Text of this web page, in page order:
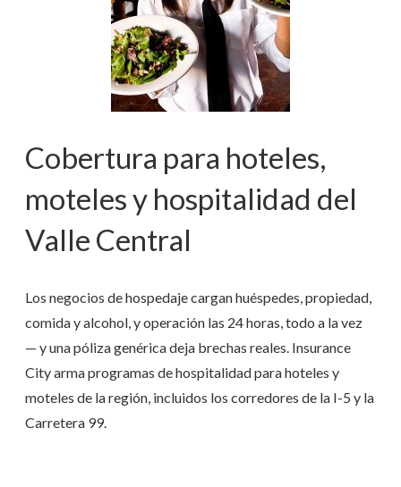
Cobertura para hoteles,
moteles y hospitalidad del
Valle Central
Los negocios de hospedaje cargan huéspedes, propiedad,
comida y alcohol, y operación las 24 horas, todo a la vez
— y una póliza genérica deja brechas reales. Insurance
City arma programas de hospitalidad para hoteles y
moteles de la región, incluidos los corredores de la I-5 y la
Carretera 99.